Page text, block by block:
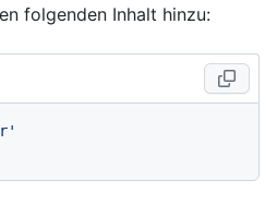
folgenden Inhalt hinzu: